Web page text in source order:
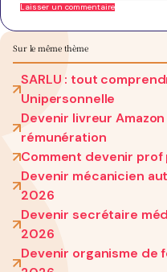
Sur le même thème
SARLU : tout
Unipersonnelle
Devenir livreur
rémunération
Comment devenir
Devenir mécanicien
2026
Devenir secrétaire
2026
Devenir organisme de